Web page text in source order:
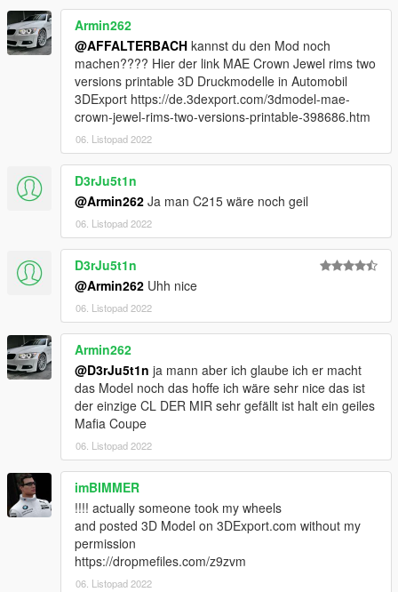
Armin262
@AFFALTERBACH kannst du den Mod noch
machen???? Hier der link MAE Crown Jewel rims two
versions printable 3D Druckmodelle in Automobil
3DExport https://de.3dexport.com/3dmodel-mae-
crown-jewel-rims-two-versions-printable-398686.htm
06. Listopad 2022
D3rJu5t1n
@Armin262 Ja man C215 wäre noch geil
06. Listopad 2022
D3rJu5t1n
@Armin262 Uhh nice
06. Listopad 2022
Armin262
@D3rJu5t1n ja mann aber ich glaube ich er macht
das Model noch das hoffe ich wäre sehr nice das ist
der einzige CL DER MIR sehr gefällt ist halt ein geiles
Mafia Coupe
06. Listopad 2022
imBIMMER
!!!! actually someone took my wheels
and posted 3D Model on 3DExport.com without my
permission
https://dropmefiles.com/z9zvm
06. Listopad 2022